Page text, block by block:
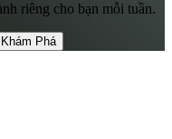
riêng cho bạn mỗi tuần.
Phá